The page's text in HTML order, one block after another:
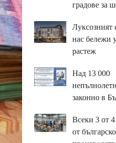
градове за
Луксозният
нас бележи
растеж
Над 13 000
законно в
Всеки 3 от
от